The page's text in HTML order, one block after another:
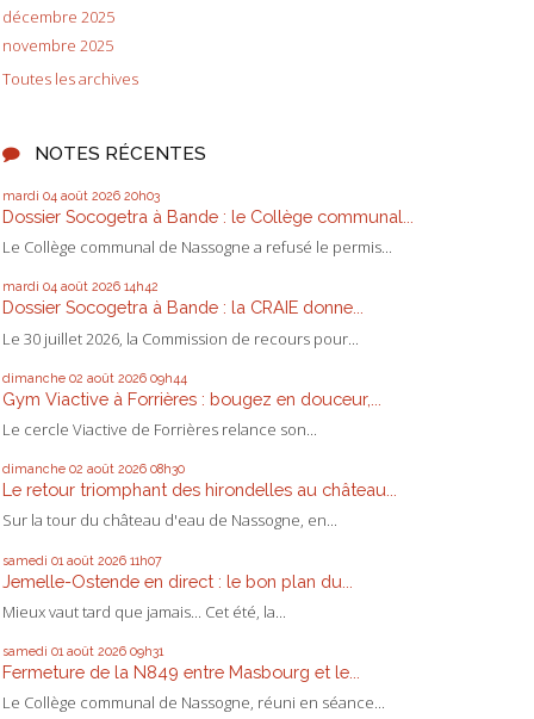
décembre 2025
novembre 2025
Toutes les archives
NOTES RÉCENTES
mardi 04 août 2026 20h03
Dossier Socogetra à Bande : le Collège communal...
Le Collège communal de Nassogne a refusé le permis...
mardi 04 août 2026 14h42
Dossier Socogetra à Bande : la CRAIE donne...
Le 30 juillet 2026, la Commission de recours pour...
dimanche 02 août 2026 09h44
Gym Viactive à Forrières : bougez en douceur,...
Le cercle Viactive de Forrières relance son...
dimanche 02 août 2026 08h30
Le retour triomphant des hirondelles au château...
Sur la tour du château d'eau de Nassogne, en...
samedi 01 août 2026 11h07
Jemelle-Ostende en direct : le bon plan du...
Mieux vaut tard que jamais... Cet été, la...
samedi 01 août 2026 09h31
Fermeture de la N849 entre Masbourg et le...
Le Collège communal de Nassogne, réuni en séance...